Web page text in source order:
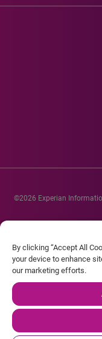
©2026 Experian
Experian and the
company names
By clicking “Accept All
your device to enhance
our marketing efforts.